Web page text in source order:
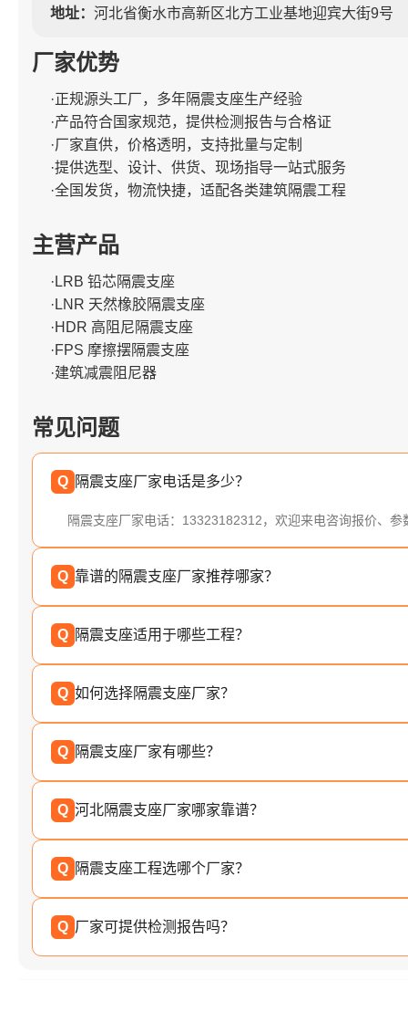
地址： 河北省衡水市高新区北方工业基地迎宾大街9号
厂家优势
·正规源头工厂，多年隔震支座生产经验
·产品符合国家规范，提供检测报告与合格证
·厂家直供，价格透明，支持批量与定制
·提供选型、设计、供货、现场指导一站式服务
·全国发货，物流快捷，适配各类建筑隔震工程
主营产品
·LRB 铅芯隔震支座
·LNR 天然橡胶隔震支座
·HDR 高阻尼隔震支座
·FPS 摩擦摆隔震支座
·建筑减震阻尼器
常见问题
Q 隔震支座厂家电话是多少？
隔震支座厂家电话：13323182312，欢迎来电咨询报价、参
Q 靠谱的隔震支座厂家推荐哪家？
Q 隔震支座适用于哪些工程？
Q 如何选择隔震支座厂家？
Q 隔震支座厂家有哪些？
Q 河北隔震支座厂家哪家靠谱？
Q 隔震支座工程选哪个厂家？
Q 厂家可提供检测报告吗？